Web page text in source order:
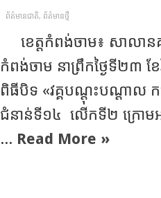
ព័ត៌មានជាតិ, ព័ត៌មានថ្មី
ខេត្តកំពង់ចាម៖ សាលាន
កំពង់ចាម នាព្រឹកថ្ងៃទី២៣ ខែ
ពិធីបិទ «វគ្គបណ្ដុះបណ្ដាល ក
ជំនាន់ទី១៤ លើកទី២ ក្រោ
... Read More »